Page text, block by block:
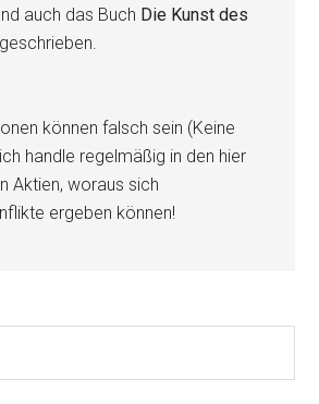
auch das Buch Die Kunst des
geschrieben.
können falsch sein (Keine
handle regelmäßig in den hier
Aktien, woraus sich
ergeben können!